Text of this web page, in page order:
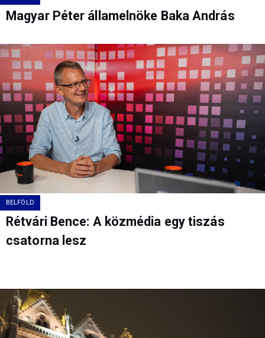
Magyar Péter államelnöke Baka András
BELFÖLD
Rétvári Bence: A közmédia egy tiszás
csatorna lesz